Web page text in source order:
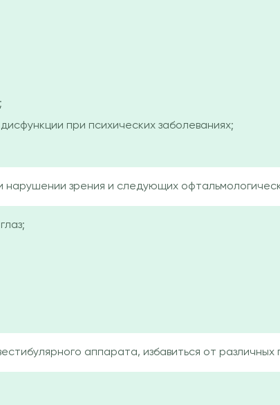
при психических заболеваниях;
нарушении зрения и следующих
аппарата, избавиться от различных